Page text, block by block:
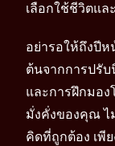
เลือกใช้ชีวิตแ
อย่ารอให้ถึงปี
ต้นจากการปรับ
และการฝึกมอ
มั่งคั่งของคุณ ไ
คิดที่ถูกต้อง เพี